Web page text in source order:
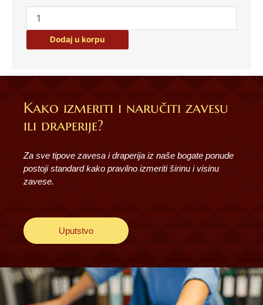
krevet
Dodaj u korpu
Kako izmeriti i naručiti zavesu
ili draperije?
Za sve tipove zavesa i draperija iz naše bogate ponude
postoji standard kako pravilno izmeriti širinu i visinu
zavese.
Uputstvo